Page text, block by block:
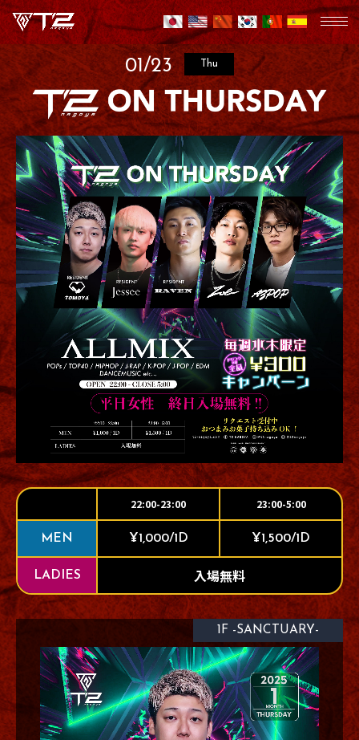
01/23 Thu
22:00-23:00 23:00-5:00
MEN ¥1,000/1D ¥1,500/1D
LADIES 入場無料
1F -SANCTUARY-